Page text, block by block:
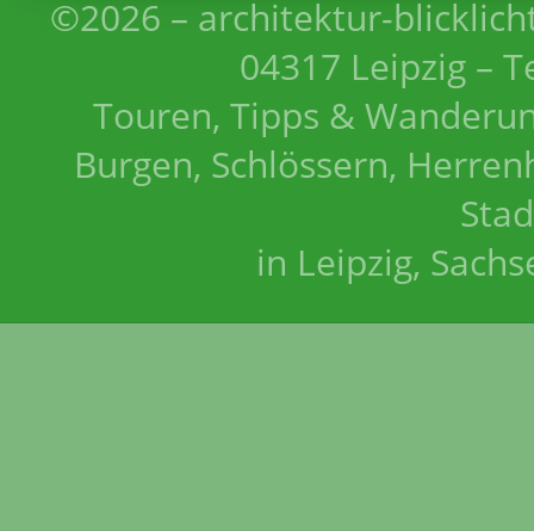
©2026 – architektur-
04317 Leipzig –
Touren, Tipps &
Burgen, Schlössern,
in Leipzig,